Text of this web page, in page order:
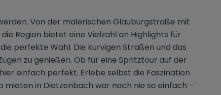
Von der malerischen Glauburgstraße mit
Region bietet eine Vielzahl an Highlights für
perfekte Wahl. Die kurvigen Straßen und das
zu genießen. Ob für eine Spritztour auf der
einfach perfekt. Erlebe selbst die Faszination
mieten in Dietzenbach war noch nie so einfach –